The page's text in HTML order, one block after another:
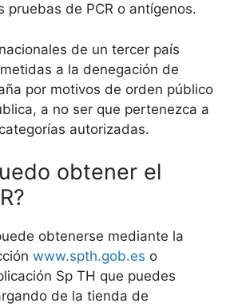
pruebas de PCR o antígenos.
de un tercer país
a la denegación de
por motivos de orden público
a no ser que pertenezca a
autorizadas.
obtener el
obtenerse mediante la
www.spth.gob.es o
Sp TH que puedes
de la tienda de